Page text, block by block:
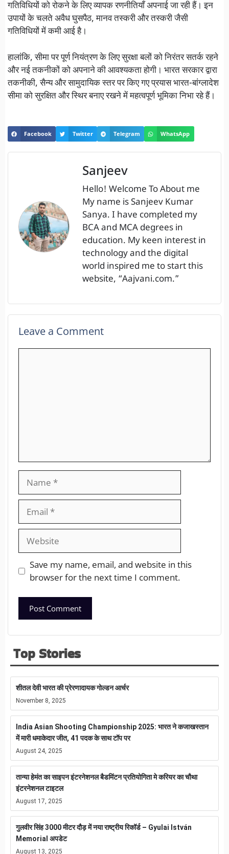
गतिविधियों को रोकने के लिए व्यापक रणनीतियाँ अपनाई जा रही हैं। इन
उपायों के चलते अवैध घुसपैठ, मानव तस्करी और तस्करी जैसी
गतिविधियों में कमी आई है।
हालांकि, सीमा पर पूर्ण नियंत्रण के लिए सुरक्षा बलों को निरंतर सतर्क रहने
और नई तकनीकों को अपनाने की आवश्यकता होगी। भारत सरकार द्वारा
तकनीकी, सैन्य और सामुदायिक स्तर पर किए गए प्रयास भारत-बांग्लादेश
सीमा को सुरक्षित और स्थिर बनाए रखने में महत्वपूर्ण भूमिका निभा रहे हैं।
Facebook Twitter Telegram WhatsApp
Sanjeev
Hello! Welcome To About me
My name is Sanjeev Kumar
Sanya. I have completed my
BCA and MCA degrees in
education. My keen interest in
technology and the digital
world inspired me to start this
website, “Aajvani.com.”
Leave a Comment
Save my name, email, and website in this
browser for the next time I comment.
Top Stories
शीतल देवी भारत की प्रेरणादायक गोल्डन आर्चर
November 8, 2025
India Asian Shooting Championship 2025: भारत ने कजाखस्तान
में मारी धमाकेदार जीत, 41 पदक के साथ टॉप पर
August 24, 2025
तान्या हेमंत का साइपन इंटरनेशनल बैडमिंटन प्रतियोगिता मे करियर का चौथा
इंटरनेशनल टाइटल
August 17, 2025
गुलवीर सिंह 3000 मीटर दौड़ में नया राष्ट्रीय रिकॉर्ड – Gyulai István
Memorial अपडेट
August 13, 2025